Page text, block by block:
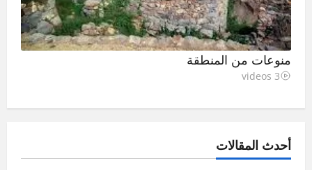
منوعات من المنطقة
3 videos
أحدث المقالات